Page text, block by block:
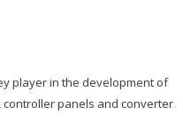
player in the development of
panels and converter